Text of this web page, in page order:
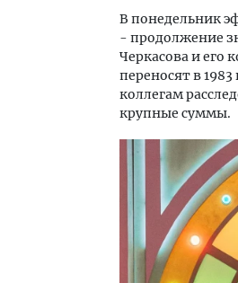
В понедельник
- продолжение
Черкасова и его
переносят в
коллегам
крупные суммы.